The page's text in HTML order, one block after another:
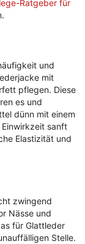
Ratgeber für
und
mit
pflegen. Diese
es und
dünn mit einem
sanft
Elastizität und
zwingend
Nässe und
für Glattleder
Stelle.